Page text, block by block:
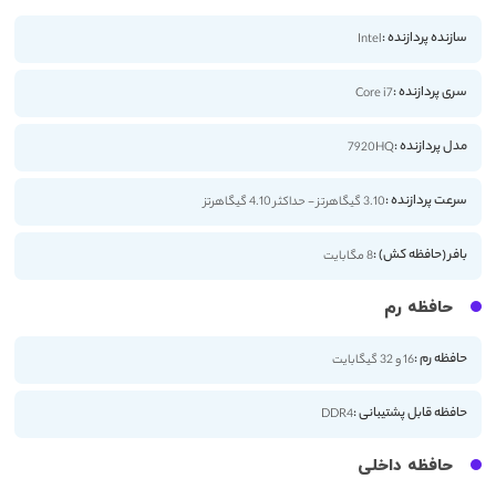
سازنده پردازنده :Intel
سری پردازنده :Core i7
مدل پردازنده :7920HQ
سرعت پردازنده :3.10 گیگاهرتز - حداکثر 4.10 گیگاهرتز
بافر (حافظه کش) :8 مگابایت
حافظه رم
حافظه رم :16 و 32 گیگابایت
حافظه قابل پشتیبانی :DDR4
حافظه داخلی